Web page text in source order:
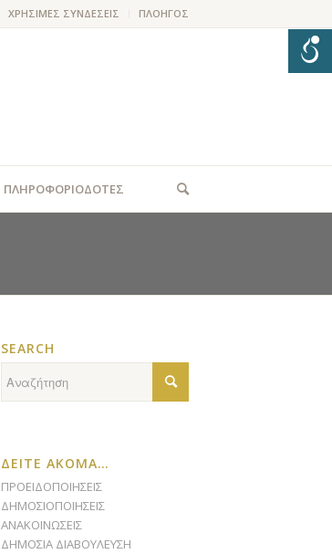
ΧΡΗΣΙΜΕΣ ΣΥΝΔΕΣΕΙΣ ΠΛΟΗΓΟΣ
ΠΛΗΡΟΦΟΡΙΟΔΟΤΕΣ
SEARCH
ΔΕΙΤΕ ΑΚΟΜΑ…
ΠΡΟΕΙΔΟΠΟΙΗΣΕΙΣ
ΔΗΜΟΣΙΟΠΟΙΗΣΕΙΣ
ΑΝΑΚΟΙΝΩΣΕΙΣ
ΔΗΜΟΣΙΑ ΔΙΑΒΟΥΛΕΥΣΗ